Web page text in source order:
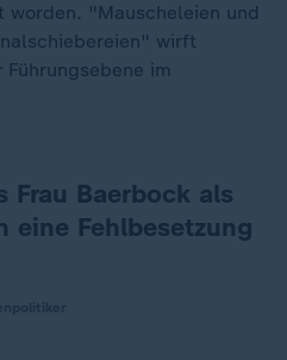
"Mauscheleien und
wirft
im
Frau Baerbock als
eine Fehlbesetzung